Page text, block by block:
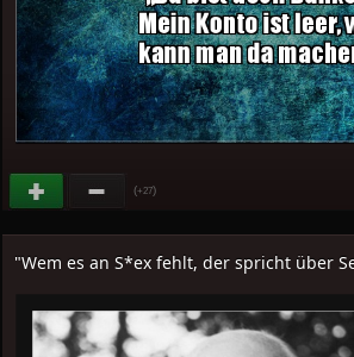
(+27)
"Wem es an S*ex fehlt, der spricht über